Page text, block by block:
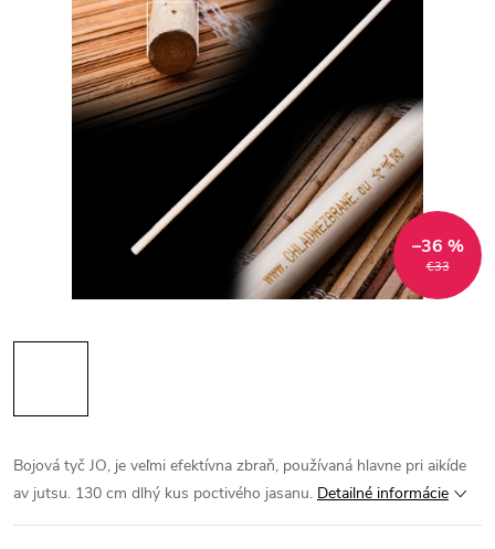
€33
–36 %
Bojová tyč JO, je veľmi efektívna zbraň, používaná hlavne pri aikíde
av jutsu. 130 cm dlhý kus poctivého jasanu. Detailné informácie